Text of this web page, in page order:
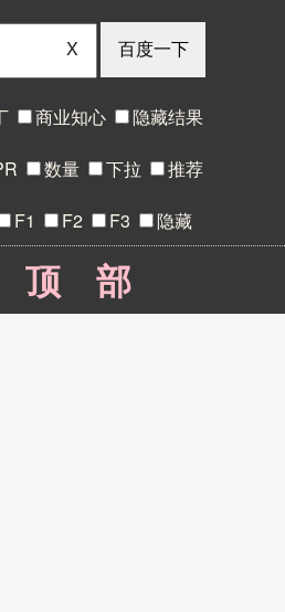
X
商业知心 隐藏结果
数量 下拉 推荐
F1 F2 F3 隐藏
部